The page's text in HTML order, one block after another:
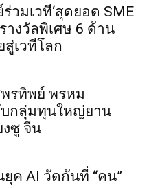
วมเวที‘สุดยอด SME
างวัลพิเศษ 6 ด้าน
เวทีโลก
พรทิพย์ พรหม
บกลุ่มทุนใหญ่ยาน
ซู จีน
ค AI วัดกันที่ “คน”